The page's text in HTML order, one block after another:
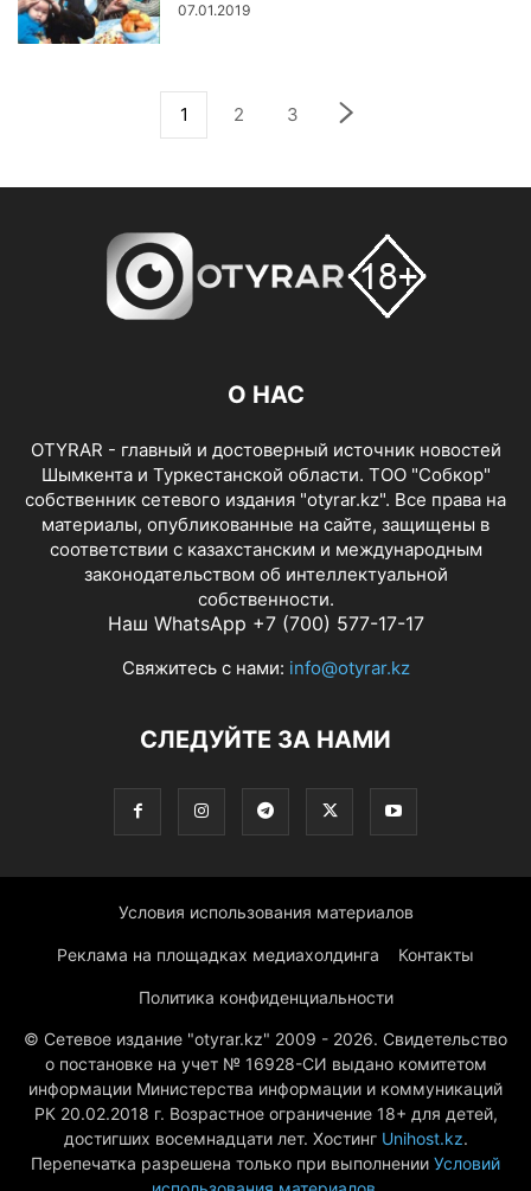
07.01.2019
1 2 3
О НАС
OTYRAR - главный и достоверный источник новостей
Шымкента и Туркестанской области. ТОО "Собкор"
собственник сетевого издания "otyrar.kz". Все права на
материалы, опубликованные на сайте, защищены в
соответствии с казахстанским и международным
законодательством об интеллектуальной
собственности.
Наш WhatsApp +7 (700) 577-17-17
Свяжитесь с нами: info@otyrar.kz
СЛЕДУЙТЕ ЗА НАМИ
Условия использования материалов
Реклама на площадках медиахолдинга Контакты
Политика конфиденциальности
© Сетевое издание "otyrar.kz" 2009 - 2026. Свидетельство
о постановке на учет № 16928-СИ выдано комитетом
информации Министерства информации и коммуникаций
РК 20.02.2018 г. Возрастное ограничение 18+ для детей,
достигших восемнадцати лет. Хостинг Unihost.kz.
Перепечатка разрешена только при выполнении Условий